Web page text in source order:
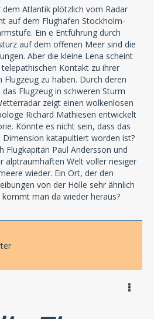
dem Atlantik plötzlich vom Radar
auf dem Flughafen Stockholm-
Ein e Entführung durch
auf dem offenen Meer sind die
Aber die kleine Lena scheint
Kontakt zu ihrer
Flugzeug zu haben. Durch deren
Flugzeug in schweren Sturm
zeigt einen wolkenlosen
Richard Mathiesen entwickelt
Könnte es nicht sein, dass das
Dimension katapultiert worden ist?
Flugkapitän Paul Andersson und
alptraumhaften Welt voller riesiger
wieder. Ein Ort, der den
von der Hölle sehr ähnlich
kommt man da wieder heraus?